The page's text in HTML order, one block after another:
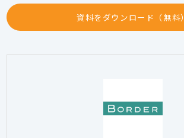
資料をダウンロード（無料）